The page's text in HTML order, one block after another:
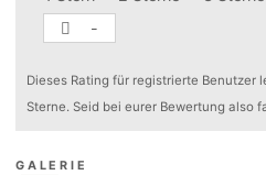
-
Dieses Rating für registrierte Benutzer
Sterne. Seid bei eurer Bewertung also
GALERIE